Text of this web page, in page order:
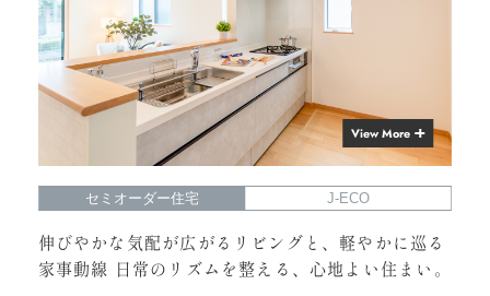
View More
セミオーダー住宅 J-ECO
伸びやかな気配が広がるリビングと、軽やかに巡る
家事動線 日常のリズムを整える、心地よい住まい。